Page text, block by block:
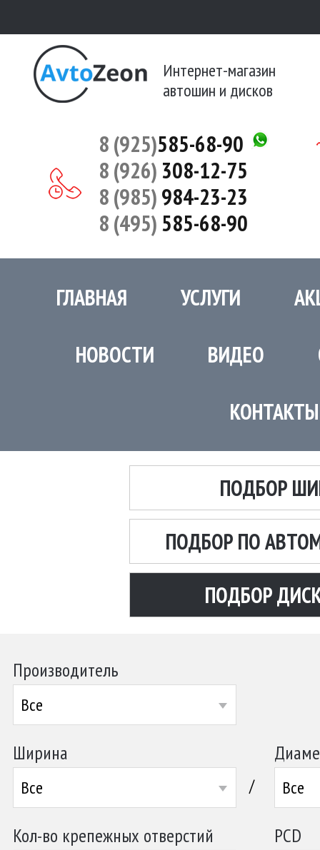
Интернет-магазин
автошин и дисков
8 (925)585-68-90
8 (926) 308-12-75
8 (985)984-23-23
8 (495)585-68-90
ГЛАВНАЯ УСЛУГИ
НОВОСТИ ВИДЕО
КОНТАКТЫ
ПОДБОР
ПОДБОР ПО
ПОДБОР
Производитель
Все
Ширина
Все / Все
Кол-во крепежных отверстий PCD